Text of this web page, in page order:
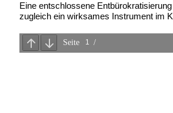
Eine entschlossene
zugleich ein wirksames Instrument im